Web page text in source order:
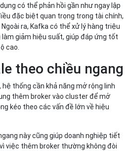
có thể phản hồi gần như ngay lập
đặc biệt quan trọng trong tài chính,
ra, Kafka có thể xử lý hàng triệu
giảm hiệu suất, giúp đáp ứng tốt
cao.
theo chiều ngang
hệ thống cần khả năng mở rộng linh
thêm broker vào cluster để mở
kéo theo các vấn đề lớn về hiệu
này cũng giúp doanh nghiệp tiết
việc thêm broker thường không đòi